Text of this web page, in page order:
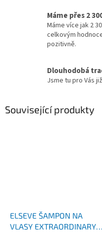
Máme přes 2
Máme více jak 2
celkovým
pozitivně.
Dlouhodobá
Jsme tu pro Vás
Související produkty
ELSEVE ŠAMPON NA
VLASY EXTRAORDINARY